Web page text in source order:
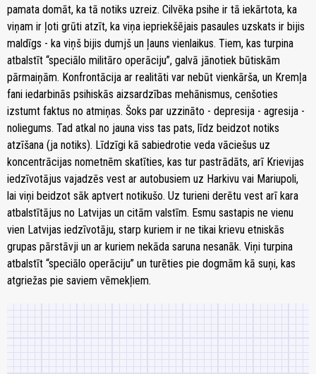
pamata domāt, ka tā notiks uzreiz. Cilvēka psihe ir tā iekārtota, ka
viņam ir ļoti grūti atzīt, ka viņa iepriekšējais pasaules uzskats ir bijis
maldīgs - ka viņš bijis dumjš un ļauns vienlaikus. Tiem, kas turpina
atbalstīt “speciālo militāro operāciju”, galvā jānotiek būtiskām
pārmaiņām. Konfrontācija ar realitāti var nebūt vienkārša, un Kremļa
fani iedarbinās psihiskās aizsardzības mehānismus, cenšoties
izstumt faktus no atmiņas. Šoks par uzzināto - depresija - agresija -
noliegums. Tad atkal no jauna viss tas pats, līdz beidzot notiks
atzīšana (ja notiks). Līdzīgi kā sabiedrotie veda vāciešus uz
koncentrācijas nometnēm skatīties, kas tur pastrādāts, arī Krievijas
iedzīvotājus vajadzēs vest ar autobusiem uz Harkivu vai Mariupoli,
lai viņi beidzot sāk aptvert notikušo. Uz turieni derētu vest arī kara
atbalstītājus no Latvijas un citām valstīm. Esmu sastapis ne vienu
vien Latvijas iedzīvotāju, starp kuriem ir ne tikai krievu etniskās
grupas pārstāvji un ar kuriem nekāda saruna nesanāk. Viņi turpina
atbalstīt “speciālo operāciju” un turēties pie dogmām kā suņi, kas
atgriežas pie saviem vēmekļiem.